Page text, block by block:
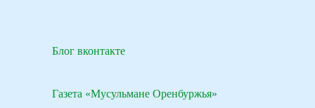
Блог вконтакте
Газета «Мусульмане Оренбуржья»